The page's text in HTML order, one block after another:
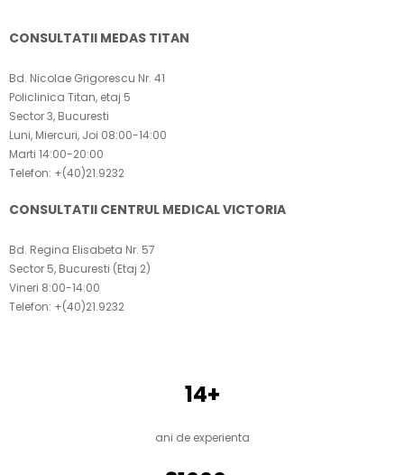
CONSULTATII MEDAS TITAN
Bd. Nicolae Grigorescu Nr. 41
Policlinica Titan, etaj 5
Sector 3, Bucuresti
Luni, Miercuri, Joi 08:00-14:00
Marti 14:00-20:00
Telefon: +(40)21.9232
CONSULTATII CENTRUL MEDICAL VICTORIA
Bd. Regina Elisabeta Nr. 57
Sector 5, Bucuresti (Etaj 2)
Vineri 8:00-14:00
Telefon: +(40)21.9232
14+
ani de experienta